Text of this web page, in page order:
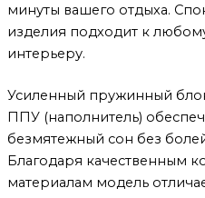
минуты вашего отдыха.
изделия подходит к
интерьеру.
Усиленный пружинный
ППУ (наполнитель)
безмятежный сон без
Благодаря качественным
материалам модель